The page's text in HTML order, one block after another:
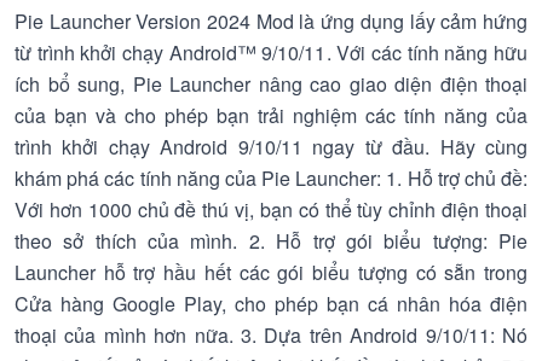
Pie Launcher Version 2024 Mod là ứng dụng lấy cảm hứng
từ trình khởi chạy Android™ 9/10/11. Với các tính năng hữu
ích bổ sung, Pie Launcher nâng cao giao diện điện thoại
của bạn và cho phép bạn trải nghiệm các tính năng của
trình khởi chạy Android 9/10/11 ngay từ đầu. Hãy cùng
khám phá các tính năng của Pie Launcher: 1. Hỗ trợ chủ đề:
Với hơn 1000 chủ đề thú vị, bạn có thể tùy chỉnh điện thoại
theo sở thích của mình. 2. Hỗ trợ gói biểu tượng: Pie
Launcher hỗ trợ hầu hết các gói biểu tượng có sẵn trong
Cửa hàng Google Play, cho phép bạn cá nhân hóa điện
thoại của mình hơn nữa. 3. Dựa trên Android 9/10/11: Nó